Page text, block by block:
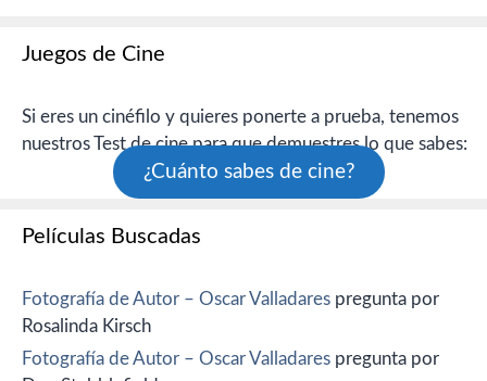
Juegos de Cine
Si eres un cinéfilo y quieres ponerte a prueba, tenemos
nuestros Test de cine para que demuestres lo que sabes:
¿Cuánto sabes de cine?
Películas Buscadas
Fotografía de Autor – Oscar Valladares pregunta por
Rosalinda Kirsch
Fotografía de Autor – Oscar Valladares pregunta por